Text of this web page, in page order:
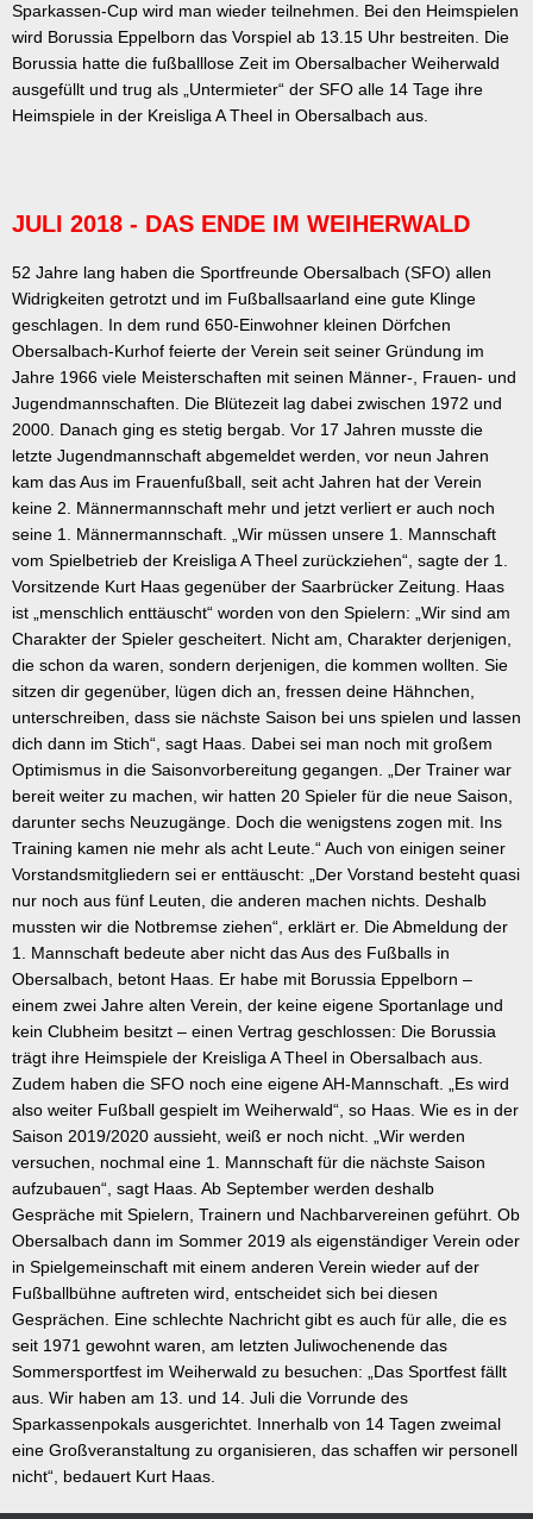
Sparkassen-Cup wird man wieder teilnehmen. Bei den Heimspielen
wird Borussia Eppelborn das Vorspiel ab 13.15 Uhr bestreiten. Die
Borussia hatte die fußballlose Zeit im Obersalbacher Weiherwald
ausgefüllt und trug als „Untermieter“ der SFO alle 14 Tage ihre
Heimspiele in der Kreisliga A Theel in Obersalbach aus.
JULI 2018 - DAS ENDE IM WEIHERWALD
52 Jahre lang haben die Sportfreunde Obersalbach (SFO) allen
Widrigkeiten getrotzt und im Fußballsaarland eine gute Klinge
geschlagen. In dem rund 650-Einwohner kleinen Dörfchen
Obersalbach-Kurhof feierte der Verein seit seiner Gründung im
Jahre 1966 viele Meisterschaften mit seinen Männer-, Frauen- und
Jugendmannschaften. Die Blütezeit lag dabei zwischen 1972 und
2000. Danach ging es stetig bergab. Vor 17 Jahren musste die
letzte Jugendmannschaft abgemeldet werden, vor neun Jahren
kam das Aus im Frauenfußball, seit acht Jahren hat der Verein
keine 2. Männermannschaft mehr und jetzt verliert er auch noch
seine 1. Männermannschaft. „Wir müssen unsere 1. Mannschaft
vom Spielbetrieb der Kreisliga A Theel zurückziehen“, sagte der 1.
Vorsitzende Kurt Haas gegenüber der Saarbrücker Zeitung. Haas
ist „menschlich enttäuscht“ worden von den Spielern: „Wir sind am
Charakter der Spieler gescheitert. Nicht am, Charakter derjenigen,
die schon da waren, sondern derjenigen, die kommen wollten. Sie
sitzen dir gegenüber, lügen dich an, fressen deine Hähnchen,
unterschreiben, dass sie nächste Saison bei uns spielen und lassen
dich dann im Stich“, sagt Haas. Dabei sei man noch mit großem
Optimismus in die Saisonvorbereitung gegangen. „Der Trainer war
bereit weiter zu machen, wir hatten 20 Spieler für die neue Saison,
darunter sechs Neuzugänge. Doch die wenigstens zogen mit. Ins
Training kamen nie mehr als acht Leute.“ Auch von einigen seiner
Vorstandsmitgliedern sei er enttäuscht: „Der Vorstand besteht quasi
nur noch aus fünf Leuten, die anderen machen nichts. Deshalb
mussten wir die Notbremse ziehen“, erklärt er. Die Abmeldung der
1. Mannschaft bedeute aber nicht das Aus des Fußballs in
Obersalbach, betont Haas. Er habe mit Borussia Eppelborn –
einem zwei Jahre alten Verein, der keine eigene Sportanlage und
kein Clubheim besitzt – einen Vertrag geschlossen: Die Borussia
trägt ihre Heimspiele der Kreisliga A Theel in Obersalbach aus.
Zudem haben die SFO noch eine eigene AH-Mannschaft. „Es wird
also weiter Fußball gespielt im Weiherwald“, so Haas. Wie es in der
Saison 2019/2020 aussieht, weiß er noch nicht. „Wir werden
versuchen, nochmal eine 1. Mannschaft für die nächste Saison
aufzubauen“, sagt Haas. Ab September werden deshalb
Gespräche mit Spielern, Trainern und Nachbarvereinen geführt. Ob
Obersalbach dann im Sommer 2019 als eigenständiger Verein oder
in Spielgemeinschaft mit einem anderen Verein wieder auf der
Fußballbühne auftreten wird, entscheidet sich bei diesen
Gesprächen. Eine schlechte Nachricht gibt es auch für alle, die es
seit 1971 gewohnt waren, am letzten Juliwochenende das
Sommersportfest im Weiherwald zu besuchen: „Das Sportfest fällt
aus. Wir haben am 13. und 14. Juli die Vorrunde des
Sparkassenpokals ausgerichtet. Innerhalb von 14 Tagen zweimal
eine Großveranstaltung zu organisieren, das schaffen wir personell
nicht“, bedauert Kurt Haas.